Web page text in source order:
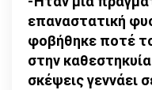
επαναστατική
φοβήθηκε ποτέ
στην
σκέψεις γεννάει